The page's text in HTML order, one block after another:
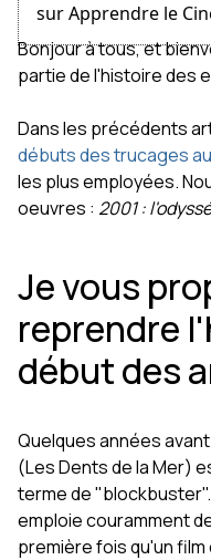
sur Apprendre le
Bonjour à tous, et
partie de l'histoire des
Dans les précédents
débuts des trucages
les plus employées.
oeuvres : 2001 :
Je vous
reprendre
début des
Quelques années
(Les Dents de la Mer)
terme de
emploie couramment
première fois qu'un